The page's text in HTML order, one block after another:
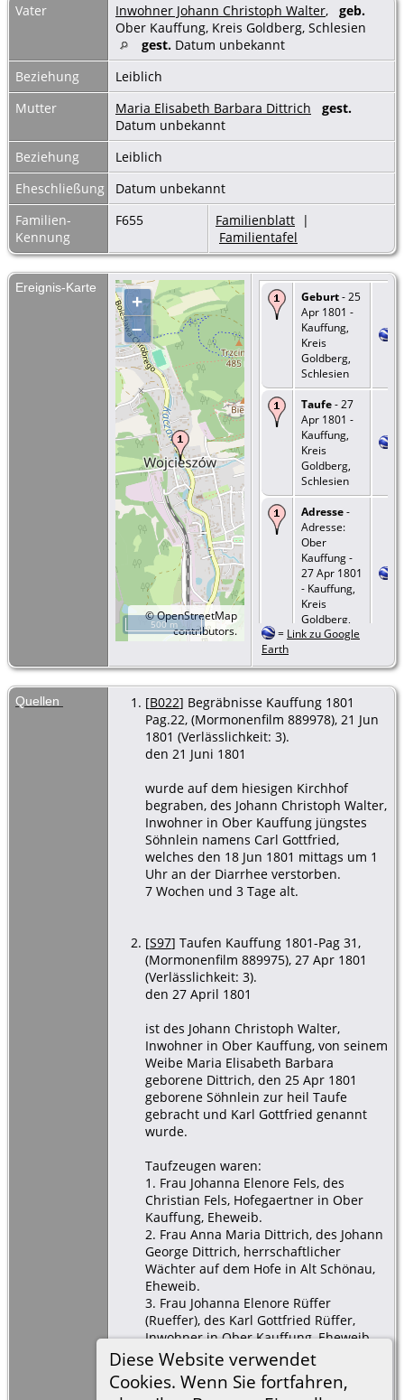
Diese Website verwendet
Cookies. Wenn Sie fortfahren,
Vater Inwohner Johann Christoph Walter, geb.
Ober Kauffung, Kreis Goldberg, Schlesien
gest. Datum unbekannt
Beziehung
Leiblich
Mutter
Maria Elisabeth Barbara Dittrich
gest.
Datum unbekannt
Beziehung
Leiblich
Eheschließung
Datum unbekannt
Familien-
Kennung
F655 Familienblatt |
Familientafel
Ereignis-Karte
+
–
©OpenStreetMap
contributors.
500 m
Geburt- 25
Apr 1801 -
Kauffung,
Kreis
Goldberg,
Schlesien
Taufe- 27
Apr 1801 -
Kauffung,
Kreis
Goldberg,
Schlesien
Adresse-
Adresse:
Ober
Kauffung -
27 Apr 1801
- Kauffung,
Kreis
Goldberg,
Schlesien
Tod- 18 Jun
Kauffung,
Kreis
Goldberg,
- 21 Jun
1801 -
Kauffung,
Kreis
Goldberg,
Schlesien
= Link zu Google
Earth
Quellen [B022] Begräbnisse Kauffung 1801
Pag.22, (Mormonenfilm 889978), 21 Jun
1801 (Verlässlichkeit: 3).
den 21 Juni 1801
wurde auf dem hiesigen Kirchhof
begraben, des Johann Christoph Walter,
Inwohner in Ober Kauffung jüngstes
Söhnlein namens Carl Gottfried,
welches den 18 Jun 1801 mittags um 1
Uhr an der Diarrhee verstorben.
7 Wochen und 3 Tage alt.
[S97] Taufen Kauffung 1801-Pag 31,
(Mormonenfilm 889975), 27 Apr 1801
(Verlässlichkeit: 3).
den 27 April 1801
ist des Johann Christoph Walter,
Inwohner in Ober Kauffung, von seinem
Weibe Maria Elisabeth Barbara
geborene Dittrich, den 25 Apr 1801
geborene Söhnlein zur heil Taufe
gebracht und Karl Gottfried genannt
wurde.
Taufzeugen waren:
1. Frau Johanna Elenore Fels, des
Christian Fels, Hofegaertner in Ober
Kauffung, Eheweib.
2. Frau Anna Maria Dittrich, des Johann
George Dittrich, herrschaftlicher
Wächter auf dem Hofe in Alt Schönau,
Eheweib.
3. Frau Johanna Elenore Rüffer
(Rueffer), des Karl Gottfried Rüffer,
Inwohner in Ober Kauffung, Eheweib.
4. Junggeselle Gottfried Schwarzer, des
Gottfried Schwarzer, Hofehaeusler in
Ober Kauffung, einziger Sohn.